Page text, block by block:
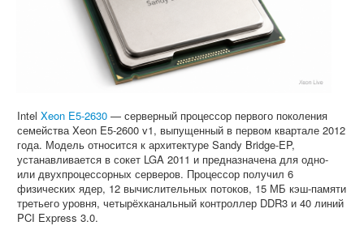
Intel Xeon E5-2630 — серверный процессор первого поколения
семейства Xeon E5-2600 v1, выпущенный в первом квартале 2012
года. Модель относится к архитектуре Sandy Bridge-EP,
устанавливается в сокет LGA 2011 и предназначена для одно-
или двухпроцессорных серверов. Процессор получил 6
физических ядер, 12 вычислительных потоков, 15 МБ кэш-памяти
третьего уровня, четырёхканальный контроллер DDR3 и 40 линий
PCI Express 3.0.